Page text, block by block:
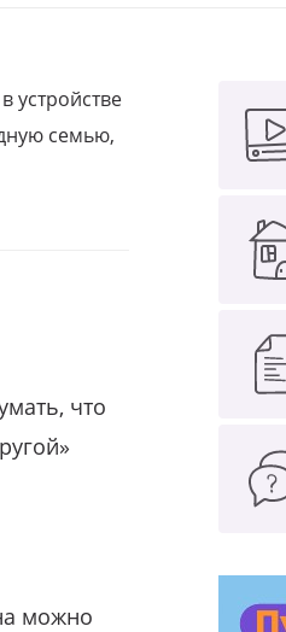
устройстве
семью,
что
можно